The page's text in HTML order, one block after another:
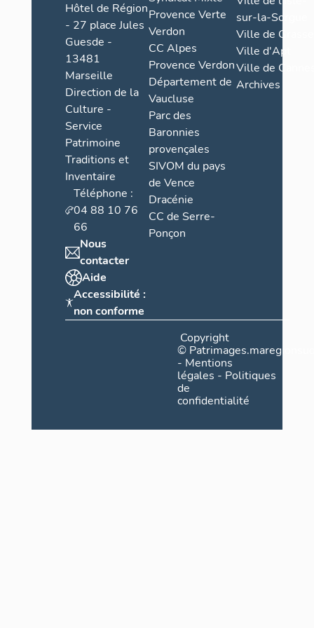
Hôtel de Région
- 27 place Jules
Guesde -
13481
Marseille
Direction de la
Culture -
Service
Patrimoine
Traditions et
Inventaire
Téléphone :
04 88 10 76
66
Nous
contacter
Aide
Accessibilité :
non conforme
Provence Verte
Verdon
CC Alpes
Provence Verdon
Département de
Vaucluse
Parc des
Baronnies
provençales
SIVOM du pays
de Vence
Dracénie
CC de Serre-
Ponçon
sur-la-Sorgue
Ville de Grasse
Ville d'Apt
Ville de
Archives
Copyright
©
- Mentions
légales - Politiques
de
confidentialité